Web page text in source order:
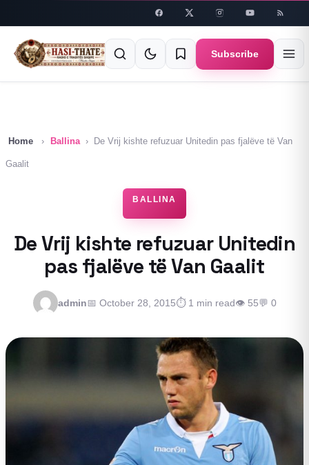
Subscribe
Home › Ballina › De Vrij kishte refuzuar Unitedin pas fjalëve të Van
Gaalit
BALLINA
De Vrij kishte refuzuar Unitedin
pas fjalëve të Van Gaalit
admin📅 October 28, 2015⏱ 1 min read👁 55💬 0